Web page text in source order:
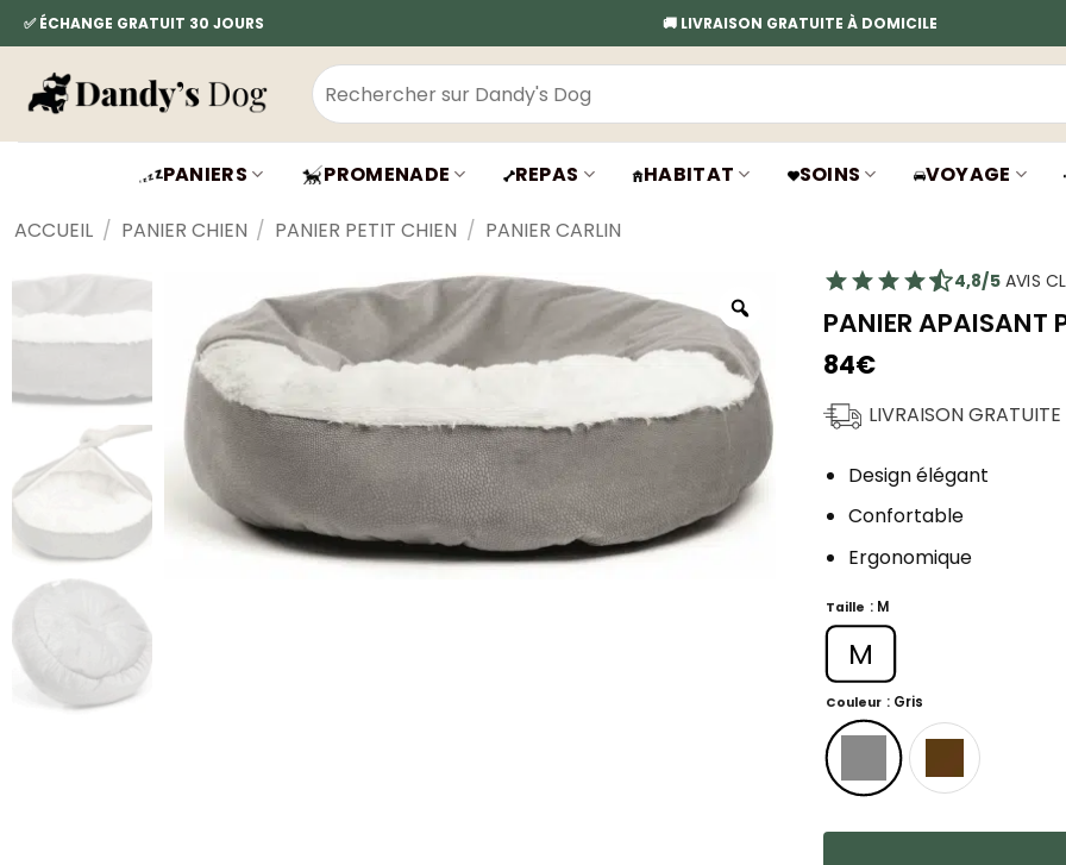
Passer
au
contenu
✅ ÉCHANGE GRATUIT 30 JOURS 🚚 LIVRAISON GRATUITE À DOMICILE
Recherche
pour :
PANIERS PROMENADE REPAS HABITAT SOINS VOYAGE
ACCUEIL / PANIER CHIEN / PANIER PETIT CHIEN / PANIER CARLIN
4,8/5AVIS
PANIER APAISANT
84€
LIVRAISON GRATUITE
Design élégant
Confortable
Ergonomique
Taille : M
M
Couleur : Gris